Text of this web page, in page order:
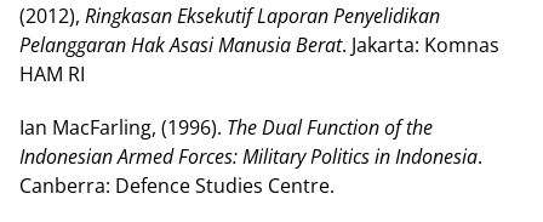
(2012), Ringkasan Eksekutif Laporan Penyelidikan
Pelanggaran Hak Asasi Manusia Berat. Jakarta: Komnas
HAM RI
Ian MacFarling, (1996). The Dual Function of the
Indonesian Armed Forces: Military Politics in Indonesia.
Canberra: Defence Studies Centre.